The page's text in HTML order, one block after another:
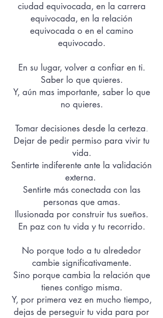
ciudad equivocada, en la carrera
equivocada, en la relación
equivocada o en el camino
equivocado.
En su lugar, volver a confiar en ti.
Saber lo que quieres.
Y, aún mas importante, saber lo que
no quieres.
Tomar decisiones desde la certeza.
Dejar de pedir permiso para vivir tu
vida.
Sentirte indiferente ante la validación
externa.
Sentirte más conectada con las
personas que amas.
Ilusionada por construir tus sueños.
En paz con tu vida y tu recorrido.
No porque todo a tu alrededor
cambie significativamente.
Sino porque cambia la relación que
tienes contigo misma.
Y, por primera vez en mucho tiempo,
dejas de perseguir tu vida para por